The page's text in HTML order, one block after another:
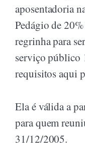
aposentadoria
Pedágio de
regrinha para
serviço público
requisitos aqui
Ela é válida a
para quem
31/12/2005.